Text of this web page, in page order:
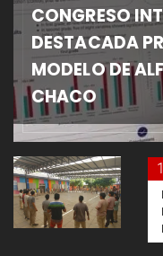
CONGRESO
DESTACADA
MODELO DE
CHACO